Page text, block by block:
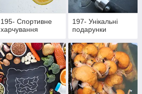
195- Cпортивне
харчування
197- Унікальні
подарунки